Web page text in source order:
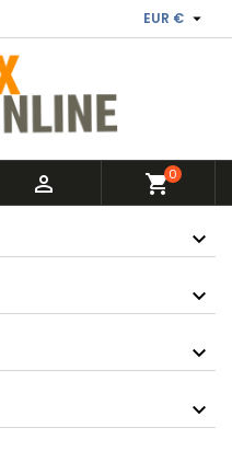
EUR € 
 shopping_cart0